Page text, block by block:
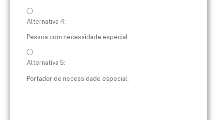
Alternativa 4:
Pessoa com necessidade especial.
Alternativa 5:
Portador de necessidade especial.